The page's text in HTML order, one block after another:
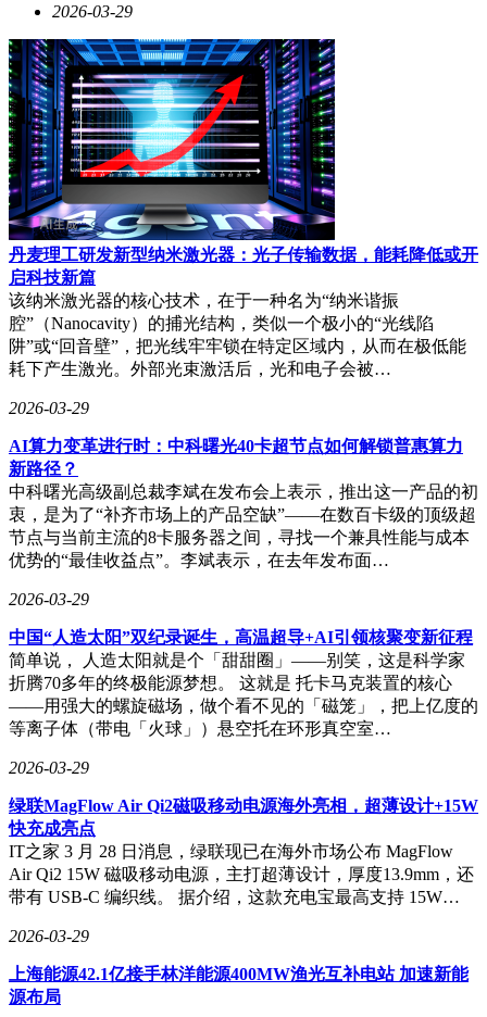
2026-03-29
丹麦理工研发新型纳米激光器：光子传输数据，能耗降低或开
启科技新篇
该纳米激光器的核心技术，在于一种名为“纳米谐振
腔”（Nanocavity）的捕光结构，类似一个极小的“光线陷
阱”或“回音壁”，把光线牢牢锁在特定区域内，从而在极低能
耗下产生激光。外部光束激活后，光和电子会被…
2026-03-29
AI算力变革进行时：中科曙光40卡超节点如何解锁普惠算力
新路径？
中科曙光高级副总裁李斌在发布会上表示，推出这一产品的初
衷，是为了“补齐市场上的产品空缺”——在数百卡级的顶级超
节点与当前主流的8卡服务器之间，寻找一个兼具性能与成本
优势的“最佳收益点”。李斌表示，在去年发布面…
2026-03-29
中国“人造太阳”双纪录诞生，高温超导+AI引领核聚变新征程
简单说， 人造太阳就是个「甜甜圈」——别笑，这是科学家
折腾70多年的终极能源梦想。 这就是 托卡马克装置的核心
——用强大的螺旋磁场，做个看不见的「磁笼」，把上亿度的
等离子体（带电「火球」）悬空托在环形真空室…
2026-03-29
绿联MagFlow Air Qi2磁吸移动电源海外亮相，超薄设计+15W
快充成亮点
IT之家 3 月 28 日消息，绿联现已在海外市场公布 MagFlow
Air Qi2 15W 磁吸移动电源，主打超薄设计，厚度13.9mm，还
带有 USB-C 编织线。 据介绍，这款充电宝最高支持 15W…
2026-03-29
上海能源42.1亿接手林洋能源400MW渔光互补电站 加速新能
源布局